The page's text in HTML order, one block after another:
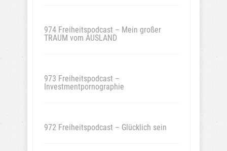
974 Freiheitspodcast – Mein großer
TRAUM vom AUSLAND
973 Freiheitspodcast –
Investmentpornographie
972 Freiheitspodcast – Glücklich sein